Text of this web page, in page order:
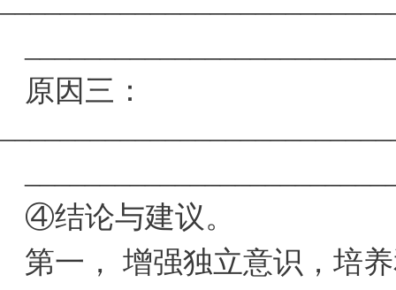
原因三：
④结论与建议。
第一， 增强独立意识，培